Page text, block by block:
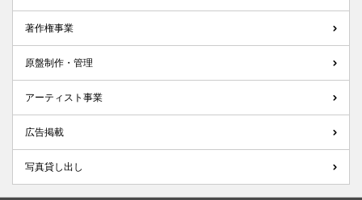
著作権事業
原盤制作・管理
アーティスト事業
広告掲載
写真貸し出し